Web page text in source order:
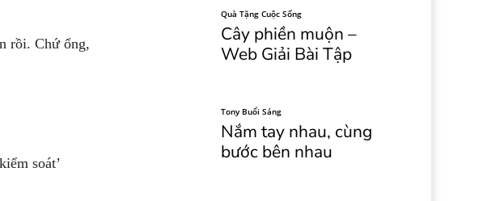
rồi. Chứ ổng,
soát’
Quà Tặng Cuộc Sống
Cây phiền muộn –
Web Giải Bài Tập
Tony Buổi Sáng
Nắm tay nhau, cùng
bước bên nhau